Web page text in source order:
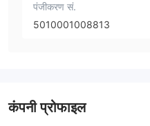
पंजीकरण सं.
5010001008813
कंपनी प्रोफाइल